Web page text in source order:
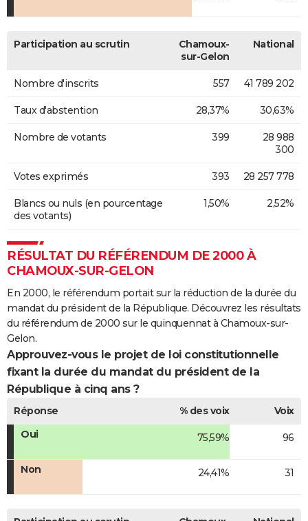
Participation au scrutin
Chamoux-
sur-Gelon
National
Nombre d'inscrits 557 41 789 202
Taux d'abstention 28,37% 30,63%
Nombre de votants 399
28 988
300
Votes exprimés 393 28 257 778
Blancs ou nuls (en pourcentage
des votants)
1,50% 2,52%
RÉSULTAT DU RÉFÉRENDUM DE 2000 À
CHAMOUX-SUR-GELON
En 2000, le référendum portait sur la réduction de la durée du
mandat du président de la République. Découvrez les résultats
du référendum de 2000 sur le quinquennat à Chamoux-sur-
Gelon.
Approuvez-vous le projet de loi constitutionnelle
fixant la durée du mandat du président de la
République à cinq ans ?
Réponse % des voix
Voix
Oui
75,59% 96
Non 24,41% 31